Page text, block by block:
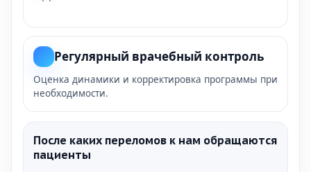
Регулярный врачебный контроль
Оценка динамики и корректировка программы при
необходимости.
После каких переломов к нам обращаются
пациенты